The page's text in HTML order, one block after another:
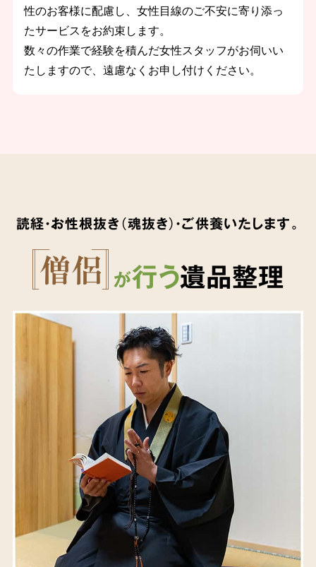
性のお客様に配慮し、女性目線のご不安に寄り添っ
たサービスをお約束します。
数々の作業で経験を積んだ女性スタッフがお伺いい
たしますので、遠慮なくお申し付けください。
が行う遺品整理
読経・お性根抜き（魂抜き）・ご供養いたします。